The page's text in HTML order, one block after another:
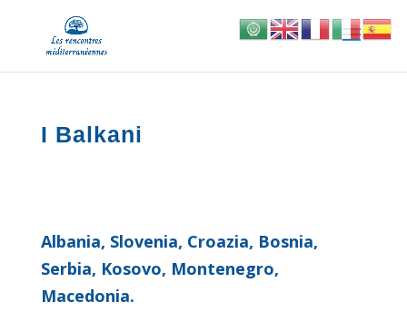
I Balkani
Albania, Slovenia, Croazia, Bosnia,
Serbia, Kosovo, Montenegro,
Macedonia.